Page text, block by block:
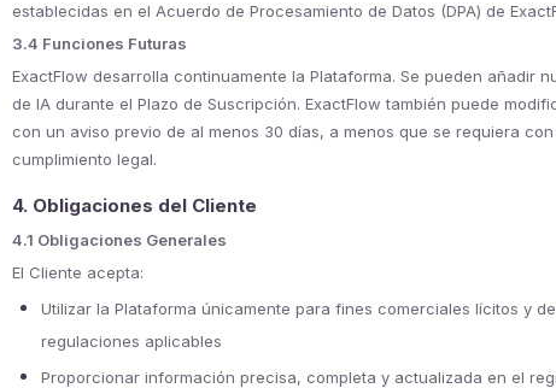
establecidas en el Acuerdo de Procesamiento de Datos (DPA) de
3.4 Funciones Futuras
ExactFlow desarrolla continuamente la Plataforma. Se pueden añadir
de IA durante el Plazo de Suscripción. ExactFlow también puede
con un aviso previo de al menos 30 días, a menos que se requiera
cumplimiento legal.
4. Obligaciones del Cliente
4.1 Obligaciones Generales
El Cliente acepta:
Utilizar la Plataforma únicamente para fines comerciales lícitos y
regulaciones aplicables
Proporcionar información precisa, completa y actualizada en el